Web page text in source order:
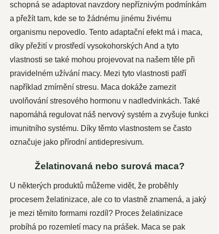
schopná se adaptovat navzdory nepříznivým podmínkám
a přežít tam, kde se to žádnému jinému živému
organismu nepovedlo. Tento adaptační efekt má i maca,
díky přežití v prostředí vysokohorských And a tyto
vlastnosti se také mohou projevovat na našem těle při
pravidelném užívání macy. Mezi tyto vlastnosti patří
například zmírnění stresu. Maca dokáže zamezit
uvolňování stresového hormonu v nadledvinkách. Také
napomáhá regulovat náš nervový systém a zvyšuje funkci
imunitního systému. Díky těmto vlastnostem se často
označuje jako přírodní antidepresivum.
Želatinovaná nebo surová maca?
U některých produktů můžeme vidět, že proběhly
procesem želatinizace, ale co to vlastně znamená, a jaký
je mezi těmito formami rozdíl? Proces želatinizace
probíhá po rozemletí macy na prášek. Maca se pak